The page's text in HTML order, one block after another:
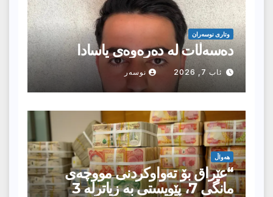
وتارى نوسەران
دەسەڵات لە دەرەوەی یاسادا
ئاب 7, 2026 نوسەر
هەواڵ
“عێراق بۆ تەواوکردنی مووچەی
مانگى 7، پێویستی بە زیاترلە 3